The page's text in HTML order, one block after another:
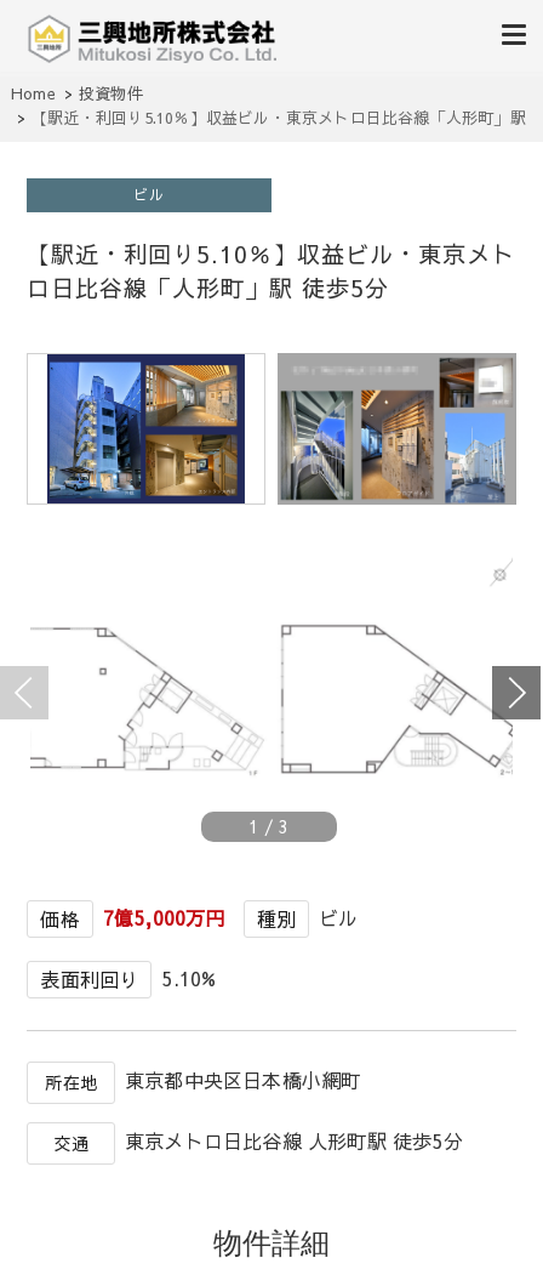
三興地所株式会社
不動産の売買、賃貸、仲介、管理
Home
投資物件
【駅近・利回り5.10％】収益ビル・東京メトロ日比谷線「人形町」駅
ビル
【駅近・利回り5.10％】収益ビル・東京メト
ロ日比谷線「人形町」駅 徒歩5分
1 /3
価格 7億5,000万円 種別 ビル
表面利回り 5.10%
所在地 東京都中央区日本橋小網町
交通 東京メトロ日比谷線 人形町駅 徒歩5分
物件詳細